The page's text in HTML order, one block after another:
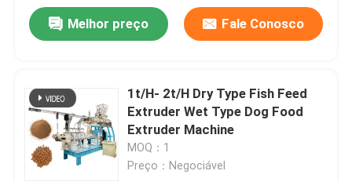
Melhor preço Fale Conosco
1t/H- 2t/H Dry Type Fish Feed
Extruder Wet Type Dog Food
Extruder Machine
MOQ：1
Preço：Negociável